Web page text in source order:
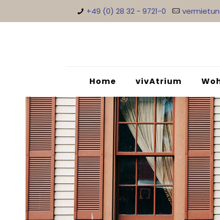
+49 (0) 28 32 - 9721-0
Home vivAtrium